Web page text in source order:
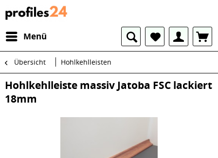
Menü
Übersicht Hohlkehlleisten
Hohlkehlleiste massiv Jatoba FSC lackiert
18mm